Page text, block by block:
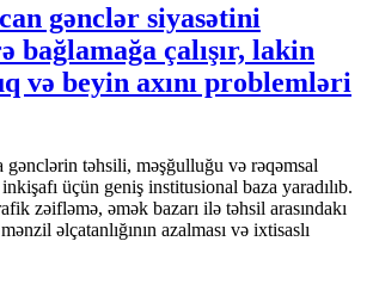
gənclər siyasətini
bağlamağa çalışır, lakin
və beyin axını problemləri
gənclərin təhsili, məşğulluğu və rəqəmsal
inkişafı üçün geniş institusional baza yaradılıb.
zəifləmə, əmək bazarı ilə təhsil arasındakı
əlçatanlığının azalması və ixtisaslı